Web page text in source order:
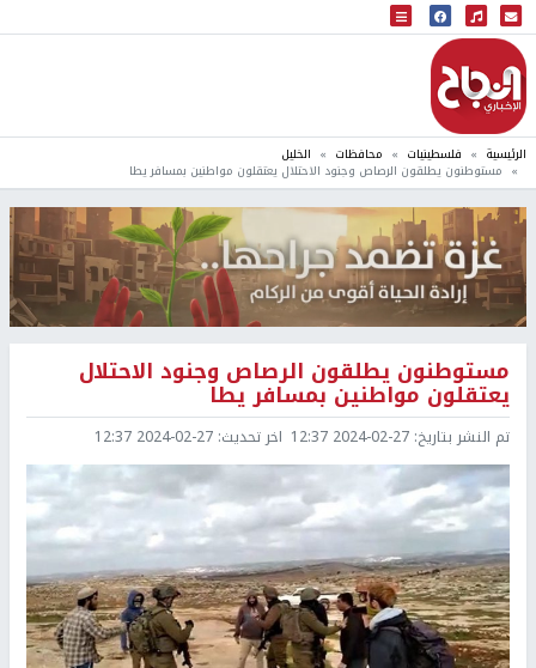
البث المباشر
إذاعة النجاح
الرئيسية فلسطينيات محافظات الخليل
مستوطنون يطلقون الرصاص وجنود الاحتلال يعتقلون مواطنين بمسافر يطا
مستوطنون يطلقون الرصاص وجنود الاحتلال
يعتقلون مواطنين بمسافر يطا
تم النشر بتاريخ: 2024-02-27 12:37 اخر تحديث: 2024-02-27 12:37